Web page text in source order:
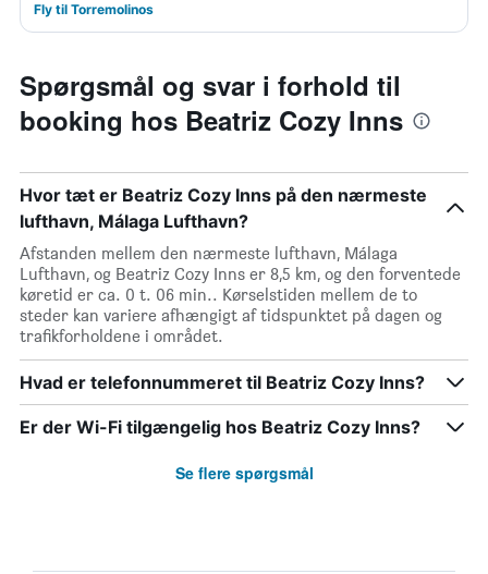
Fly til Torremolinos
Spørgsmål og svar i forhold til
booking hos Beatriz Cozy Inns
Hvor tæt er Beatriz Cozy Inns på den nærmeste
lufthavn, Málaga Lufthavn?
Afstanden mellem den nærmeste lufthavn, Málaga
Lufthavn, og Beatriz Cozy Inns er 8,5 km, og den forventede
køretid er ca. 0 t. 06 min.. Kørselstiden mellem de to
steder kan variere afhængigt af tidspunktet på dagen og
trafikforholdene i området.
Hvad er telefonnummeret til Beatriz Cozy Inns?
Er der Wi-Fi tilgængelig hos Beatriz Cozy Inns?
Se flere spørgsmål